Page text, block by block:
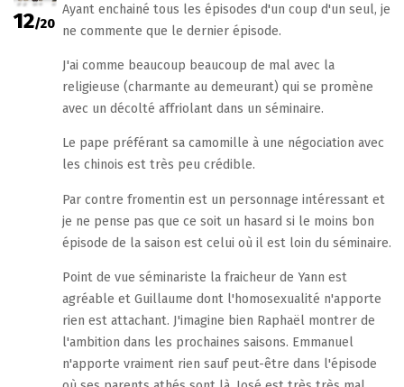
12/20
Ayant enchainé tous les épisodes d'un coup d'un seul, je
ne commente que le dernier épisode.
J'ai comme beaucoup beaucoup de mal avec la
religieuse (charmante au demeurant) qui se promène
avec un décolté affriolant dans un séminaire.
Le pape préférant sa camomille à une négociation avec
les chinois est très peu crédible.
Par contre fromentin est un personnage intéressant et
je ne pense pas que ce soit un hasard si le moins bon
épisode de la saison est celui où il est loin du séminaire.
Point de vue séminariste la fraicheur de Yann est
agréable et Guillaume dont l'homosexualité n'apporte
rien est attachant. J'imagine bien Raphaël montrer de
l'ambition dans les prochaines saisons. Emmanuel
n'apporte vraiment rien sauf peut-être dans l'épisode